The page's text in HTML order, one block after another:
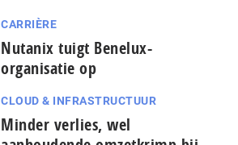
CARRIÈRE
Nutanix tuigt Benelux-
organisatie op
CLOUD & INFRASTRUCTUUR
Minder verlies, wel